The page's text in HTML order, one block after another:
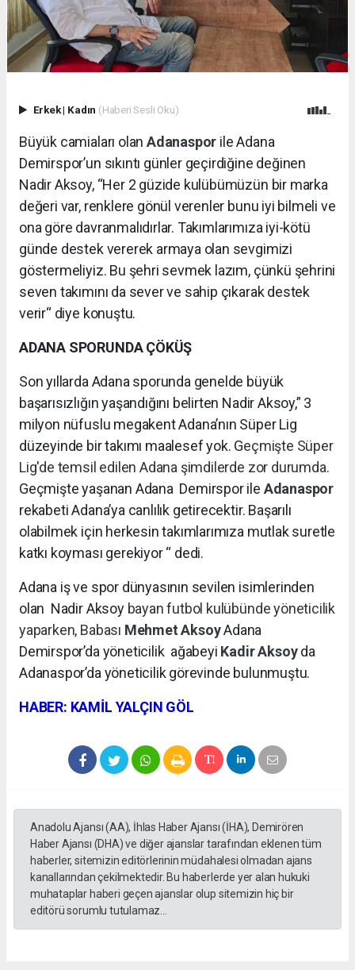
Erkek| Kadın (Haberi Sesli Oku)
Büyük camiaları olan Adanaspor ile Adana
Demirspor’un sıkıntı günler geçirdiğine değinen
Nadir Aksoy, “Her 2 güzide kulübümüzün bir marka
değeri var, renklere gönül verenler bunu iyi bilmeli ve
ona göre davranmalıdırlar. Takımlarımıza iyi-kötü
günde destek vererek armaya olan sevgimizi
göstermeliyiz. Bu şehri sevmek lazım, çünkü şehrini
seven takımını da sever ve sahip çıkarak destek
verir“ diye konuştu.
ADANA SPORUNDA ÇÖKÜŞ
Son yıllarda Adana sporunda genelde büyük
başarısızlığın yaşandığını belirten Nadir Aksoy,” 3
milyon nüfuslu megakent Adana’nın Süper Lig
düzeyinde bir takımı maalesef yok. Geçmişte Süper
Lig'de temsil edilen Adana şimdilerde zor durumda.
Geçmişte yaşanan Adana Demirspor ile Adanaspor
rekabeti Adana’ya canlılık getirecektir. Başarılı
olabilmek için herkesin takımlarımıza mutlak suretle
katkı koyması gerekiyor “ dedi.
Adana iş ve spor dünyasının sevilen isimlerinden
olan Nadir Aksoy bayan futbol kulübünde yöneticilik
yaparken, Babası Mehmet AksoyAdana
Demirspor’da yöneticilik ağabeyi Kadir Aksoyda
Adanaspor’da yöneticilik görevinde bulunmuştu.
HABER: KAMİL YALÇIN GÖL
Anadolu Ajansı (AA), İhlas Haber Ajansı (İHA), Demirören
Haber Ajansı (DHA) ve diğer ajanslar tarafından eklenen tüm
haberler, sitemizin editörlerinin müdahalesi olmadan ajans
kanallarından çekilmektedir. Bu haberlerde yer alan hukuki
muhataplar haberi geçen ajanslar olup sitemizin hiç bir
editörü sorumlu tutulamaz...